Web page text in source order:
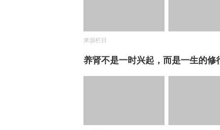
来源栏目
养肾不是一时兴起，而是一生的修